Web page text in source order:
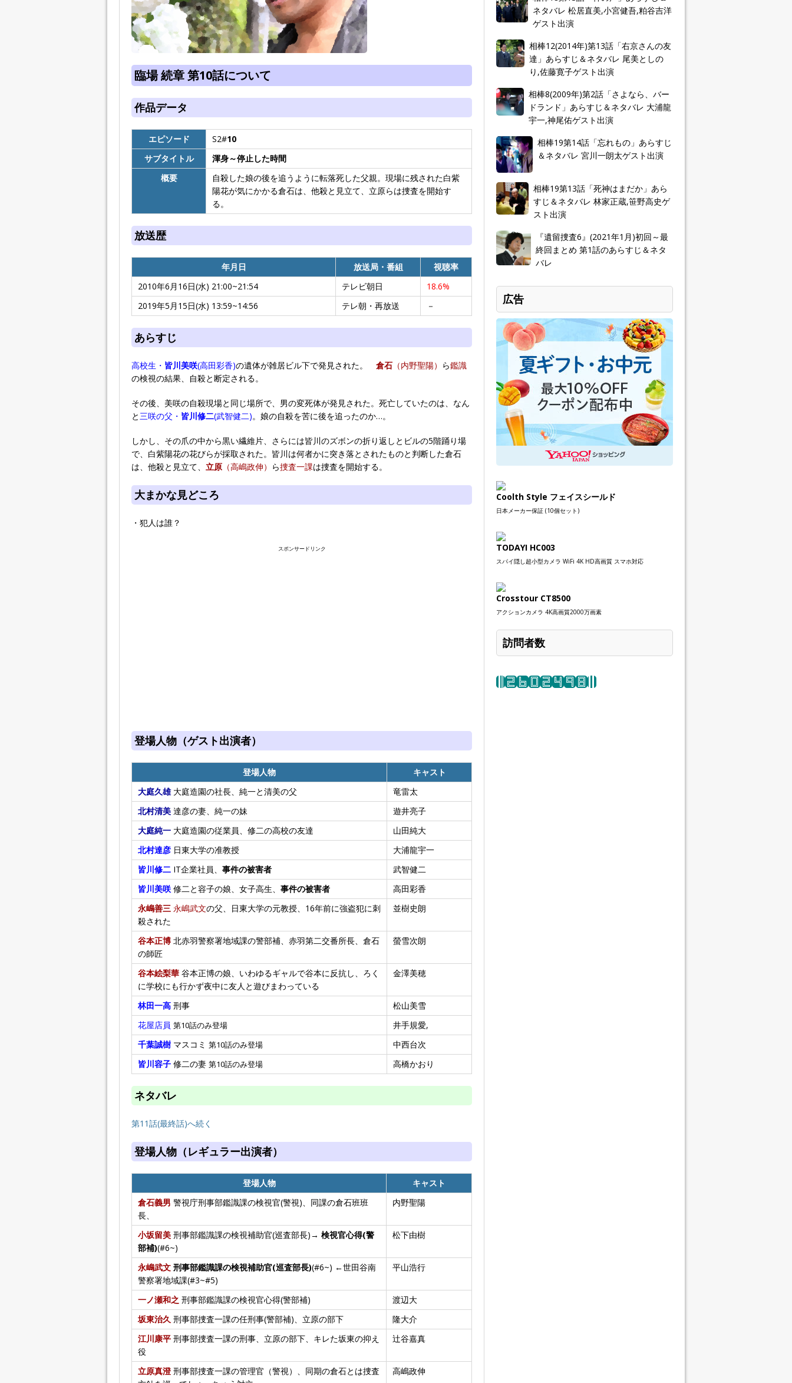
臨場 続章 第10話について
作品データ
エピソード S2#10
サブタイトル
渾身～停止した時間
概要
自殺した娘の後を追うように転落死した父親。現場に残された白紫
陽花が気にかかる倉石は、他殺と見立て、立原らは捜査を開始す
る。
放送歴
年月日 放送局・番組
視聴率
2010年6月16日(水) 21:00~21:54
テレビ朝日
18.6%
2019年5月15日(水) 13:59~14:56
テレ朝・再放送 －
あらすじ
高校生・ 皆川美咲(高田彩香)の遺体が雑居ビル下で発見された。 倉石 （内野聖陽） ら鑑識
の検視の結果、自殺と断定される。
その後、美咲の自殺現場と同じ場所で、男の変死体が発見された。死亡していたのは、なん
と 三咲の父・ 皆川修二(武智健二)。娘の自殺を苦に後を追ったのか…。
しかし、その爪の中から黒い繊維片、さらには皆川のズボンの折り返しとビルの5階踊り場
で、白紫陽花の花びらが採取された。皆川は何者かに突き落とされたものと判断した倉石
は、他殺と見立て、 立原 （高嶋政伸） ら捜査一課は捜査を開始する。
大まかな見どころ
・犯人は誰？
スポンサードリンク
登場人物（ゲスト出演者）
登場人物
キャスト
大庭久雄大庭造園の社長、純一と清美の父
竜雷太
北村清美 達彦の妻、純一の妹
遊井亮子
大庭純一 大庭造園の従業員、修二の高校の友達
山田純大
北村達彦 日東大学の准教授
大浦龍宇一
皆川修二 IT企業社員、 事件の被害者
武智健二
皆川美咲 修二と容子の娘、女子高生、 事件の被害者
高田彩香
永嶋善三 永嶋武文の父、日東大学の元教授、16年前に強盗犯に刺
殺された
並樹史朗
谷本正博 北赤羽警察署地域課の警部補、赤羽第二交番所長、倉石
の師匠
螢雪次朗
谷本絵梨華 谷本正博の娘、いわゆるギャルで谷本に反抗し、ろく
に学校にも行かず夜中に友人と遊びまわっている
金澤美穂
林田一高 刑事
松山美雪
花屋店員 第10話のみ登場
井手規愛,
千葉誠樹 マスコミ 第10話のみ登場
中西台次
皆川容子 修二の妻 第10話のみ登場 高橋かおり
ネタバレ
第11話(最終話)へ続く
登場人物（レギュラー出演者）
登場人物
キャスト
倉石義男 警視庁刑事部鑑識課の検視官(警視)、同課の倉石班班
長、
内野聖陽
小坂留美 刑事部鑑識課の検視補助官(巡査部長)→ 検視官心得(警
部補)(#6~)
松下由樹
永嶋武文 刑事部鑑識課の検視補助官(巡査部長)(#6~) ←世田谷南
警察署地域課(#3~#5)
平山浩行
一ノ瀬和之 刑事部鑑識課の検視官心得(警部補)
渡辺大
坂東治久 刑事部捜査一課の任刑事(警部補)、立原の部下
隆大介
江川康平 刑事部捜査一課の刑事、立原の部下、キレた坂東の抑え
役
辻谷嘉真
立原真澄 刑事部捜査一課の管理官（警視）、同期の倉石とは捜査
高嶋政伸
ネタバレ 松居直美,小宮健吾,粕谷吉洋
ゲスト出演
相棒12(2014年)第13話「右京さんの友
達」あらすじ＆ネタバレ 尾美としの
り,佐藤寛子ゲスト出演
相棒8(2009年)第2話「さよなら、バー
ドランド」あらすじ＆ネタバレ 大浦龍
宇一,神尾佑ゲスト出演
相棒19第14話「忘れもの」あらすじ
＆ネタバレ 宮川一朗太ゲスト出演
相棒19第13話「死神はまだか」あら
すじ＆ネタバレ 林家正蔵,笹野高史ゲ
スト出演
『遺留捜査6』(2021年1月)初回～最
終回まとめ 第1話のあらすじ＆ネタ
バレ
広告
Coolth Style フェイスシールド
日本メーカー保証 (10個セット)
TODAYI HC003
スパイ隠し超小型カメラ WiFi 4K HD高画質 スマホ対応
Crosstour CT8500
アクションカメラ 4K高画質2000万画素
訪問者数